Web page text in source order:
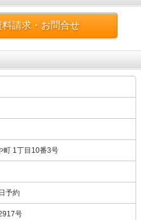
請求・お問合せ
町 1丁目10番3号
予約
号